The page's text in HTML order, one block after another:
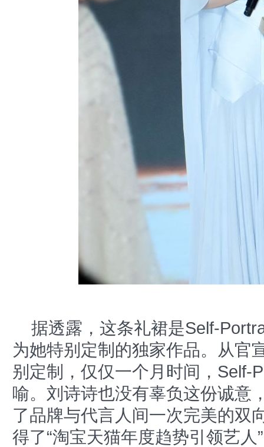
据透露，这条礼裙是Self-
为她特别定制的独家作品。从官
别定制，仅仅一个月时间，Self-
喻。刘诗诗也没有辜负这份诚意
了品牌与代言人间一次完美的双
得了“淘宝天猫年度趋势引领艺